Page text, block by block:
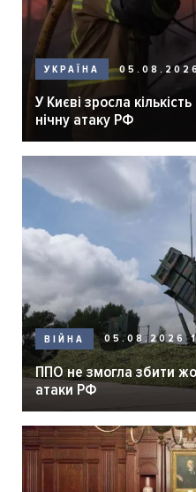
УКРАЇНА
У Києві зросла
нічну атаку РФ
ВІЙНА 05.08.2026
ППО не змогла збити
атаки РФ